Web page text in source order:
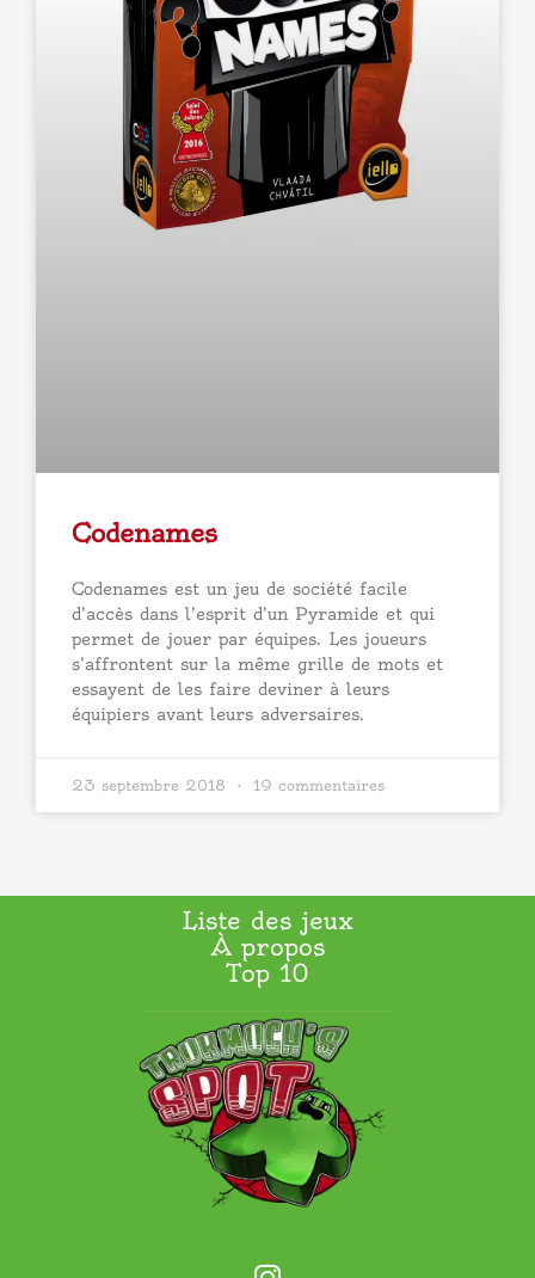
Codenames
Codenames est un jeu de société facile
d’accès dans l’esprit d’un Pyramide et qui
permet de jouer par équipes. Les joueurs
s’affrontent sur la même grille de mots et
essayent de les faire deviner à leurs
équipiers avant leurs adversaires.
23 septembre 2018 19 commentaires
Liste des jeux
À propos
Top 10
I